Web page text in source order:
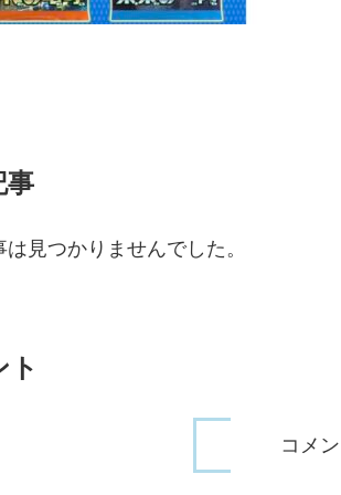
事
は見つかりませんでした。
ト
コメ